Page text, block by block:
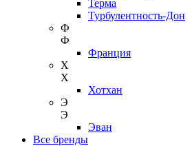
Терма
Турбулентность-Дон
Ф
Ф
Франция
Х
Х
Хотхан
Э
Э
Эван
Все бренды